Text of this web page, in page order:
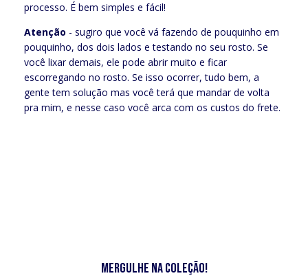
processo. É bem simples e fácil!
Atenção - sugiro que você vá fazendo de pouquinho em
pouquinho, dos dois lados e testando no seu rosto. Se
você lixar demais, ele pode abrir muito e ficar
escorregando no rosto. Se isso ocorrer, tudo bem, a
gente tem solução mas você terá que mandar de volta
pra mim, e nesse caso você arca com os custos do frete.
Mergulhe na Coleção!